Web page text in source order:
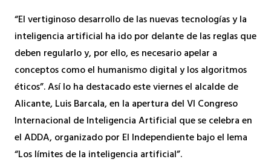
“El vertiginoso desarrollo de las nuevas tecnologías y la
inteligencia artificial ha ido por delante de las reglas que
deben regularlo y, por ello, es necesario apelar a
conceptos como el humanismo digital y los algoritmos
éticos”. Así lo ha destacado este viernes el alcalde de
Alicante, Luis Barcala, en la apertura del VI Congreso
Internacional de Inteligencia Artificial que se celebra en
el ADDA, organizado por El Independiente bajo el lema
“Los límites de la inteligencia artificial”.